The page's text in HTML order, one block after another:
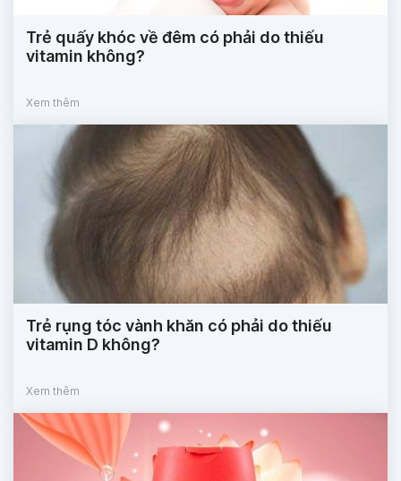
Trẻ quấy khóc về đêm có phải do thiếu
vitamin không?
Xem thêm
Trẻ rụng tóc vành khăn có phải do thiếu
vitamin D không?
Xem thêm